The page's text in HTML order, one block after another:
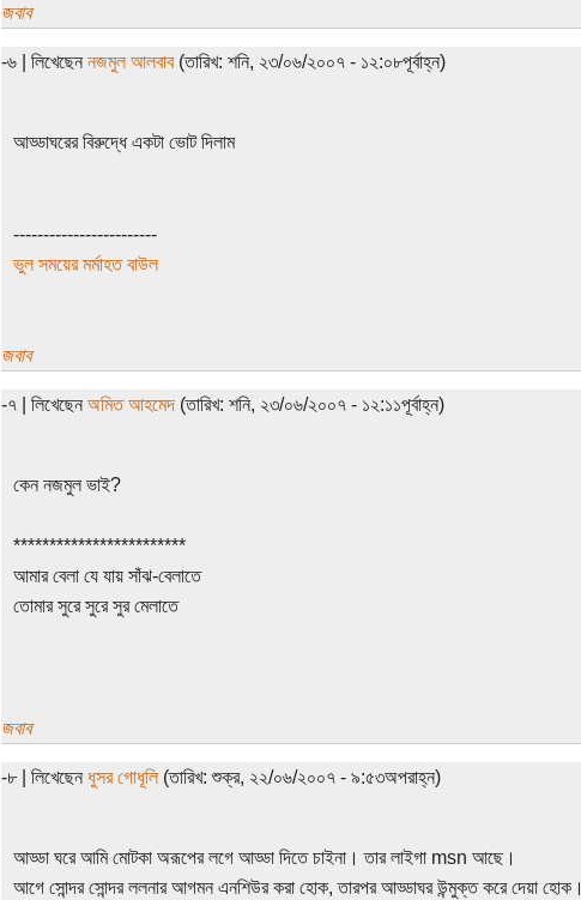
জবাব
-৬ | লিখেছেন নজমুল আলবাব(তারিখ: শনি, ২৩/০৬/২০০৭ - ১২:০৮পূর্বাহ্ন)
আড্ডাঘরের বিরুদ্ধে একটা ভোট দিলাম
------------------------
ভুল সময়ের মর্মাহত বাউল
জবাব
-৭ | লিখেছেন অমিত আহমেদ(তারিখ: শনি, ২৩/০৬/২০০৭ - ১২:১১পূর্বাহ্ন)
কেন নজমুল ভাই?
************************
আমার বেলা যে যায় সাঁঝ-বেলাতে
তোমার সুরে সুরে সুর মেলাতে
জবাব
-৮ | লিখেছেন ধুসর গোধূলি(তারিখ: শুক্র, ২২/০৬/২০০৭ - ৯:৫৩অপরাহ্ন)
আড্ডা ঘরে আমি মোটকা অরূপের লগে আড্ডা দিতে চাইনা। তার লাইগা msn আছে।
আগে সোন্দর সোন্দর ললনার আগমন এনশিউর করা হোক, তারপর আড্ডাঘর উন্মুক্ত করে দেয়া হোক।